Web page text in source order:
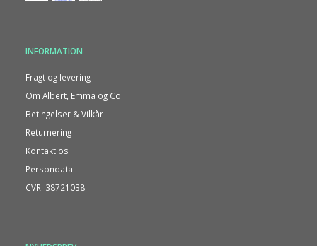
INFORMATION
Fragt og levering
Om Albert, Emma og Co.
Betingelser & Vilkår
Returnering
Kontakt os
Persondata
CVR. 38721038